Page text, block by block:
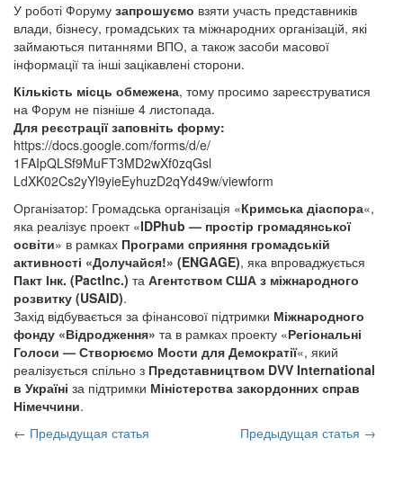
У роботі Форуму запрошуємо взяти участь представників
влади, бізнесу, громадських та міжнародних організацій, які
займаються питаннями ВПО, а також засоби масової
інформації та інші зацікавлені сторони.
Кількість місць обмежена, тому просимо зареєструватися
на Форум не пізніше 4 листопада.
Для реєстрації заповніть форму:
https://docs.google.com/forms/d/e/
1FAIpQLSf9MuFT3MD2wXf0zqGsl
LdXK02Cs2yYl9yieEyhuzD2qYd49w/viewform
Організатор: Громадська організація «Кримська діаспора«,
яка реалізує проект «IDPhub — простір громадянської
освіти» в рамках Програми сприяння громадській
активності «Долучайся!» (ENGAGE), яка впроваджується
Пакт Інк. (PactInc.) та Агентством США з міжнародного
розвитку (USAID).
Захід відбувається за фінансової підтримки Міжнародного
фонду «Відродження» та в рамках проекту «Регіональні
Голоси — Створюємо Мости для Демократії«, який
реалізується спільно з Представництвом DVV International
в Україні за підтримки Міністерства закордонних справ
Німеччини.
← Предыдущая статья Предыдущая статья →